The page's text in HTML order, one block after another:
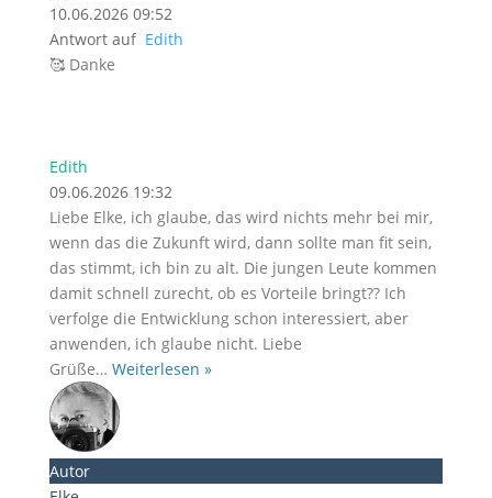
10.06.2026 09:52
Antwort auf Edith
🥰 Danke
Edith
09.06.2026 19:32
Liebe Elke, ich glaube, das wird nichts mehr bei mir,
wenn das die Zukunft wird, dann sollte man fit sein,
das stimmt, ich bin zu alt. Die jungen Leute kommen
damit schnell zurecht, ob es Vorteile bringt?? Ich
verfolge die Entwicklung schon interessiert, aber
anwenden, ich glaube nicht. Liebe
Grüße… Weiterlesen »
Autor